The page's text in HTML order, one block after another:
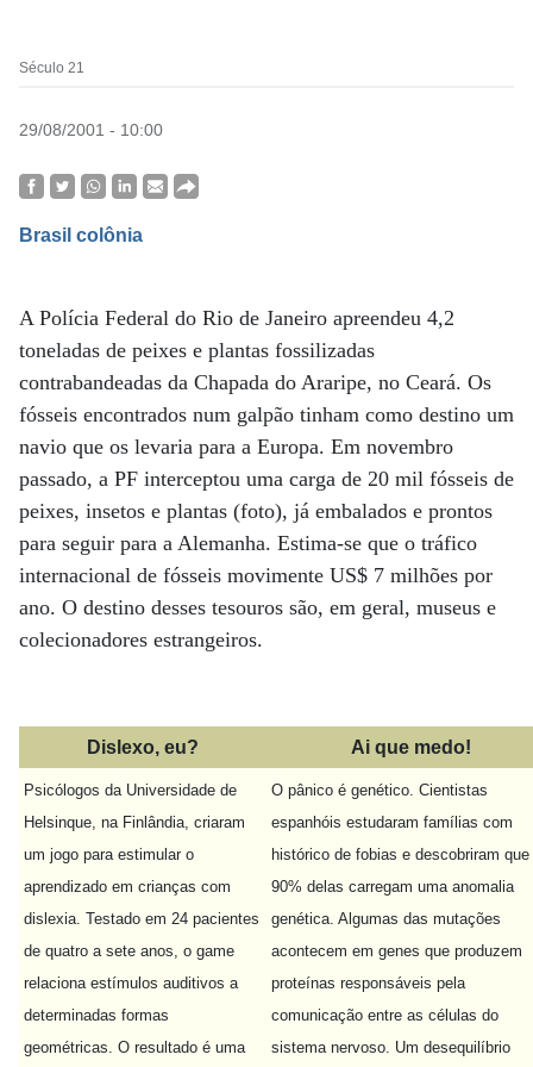
Século 21
29/08/2001 - 10:00
Brasil colônia
A Polícia Federal do Rio de Janeiro apreendeu 4,2
toneladas de peixes e plantas fossilizadas
contrabandeadas da Chapada do Araripe, no Ceará. Os
fósseis encontrados num galpão tinham como destino um
navio que os levaria para a Europa. Em novembro
passado, a PF interceptou uma carga de 20 mil fósseis de
peixes, insetos e plantas (foto), já embalados e prontos
para seguir para a Alemanha. Estima-se que o tráfico
internacional de fósseis movimente US$ 7 milhões por
ano. O destino desses tesouros são, em geral, museus e
colecionadores estrangeiros.
Dislexo, eu? Ai que medo!
Psicólogos da Universidade de
Helsinque, na Finlândia, criaram
um jogo para estimular o
aprendizado em crianças com
dislexia. Testado em 24 pacientes
de quatro a sete anos, o game
relaciona estímulos auditivos a
determinadas formas
geométricas. O resultado é uma
O pânico é genético. Cientistas
espanhóis estudaram famílias com
histórico de fobias e descobriram que
90% delas carregam uma anomalia
genética. Algumas das mutações
acontecem em genes que produzem
proteínas responsáveis pela
comunicação entre as células do
sistema nervoso. Um desequilíbrio